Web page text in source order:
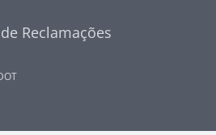
Reclamações